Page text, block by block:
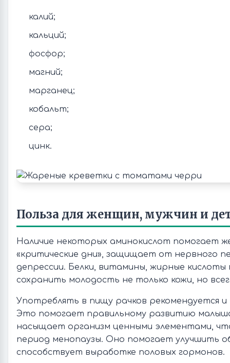
калий;
кальций;
фосфор;
магний;
марганец;
кобальт;
сера;
цинк.
Польза для женщин, мужчин и
Наличие некоторых аминокислот помогает
«критические дни», защищает от нервного
депрессии. Белки, витамины, жирные
сохранить молодость не только кожи, но
Употреблять в пищу рачков рекомендуется
Это помогает правильному развитию
насыщает организм ценными элементами,
период менопаузы. Оно помогает улучшить
способствует выработке половых гормонов.